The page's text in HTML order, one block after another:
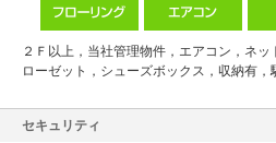
２Ｆ以上，当社管理物件，エアコン，ネ
ローゼット，シューズボックス，収納有
セキュリティ